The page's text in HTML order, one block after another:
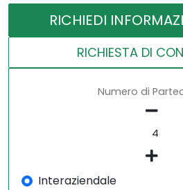
RICHIEDI
RICHIESTA DI
Numero di
Interaziendale